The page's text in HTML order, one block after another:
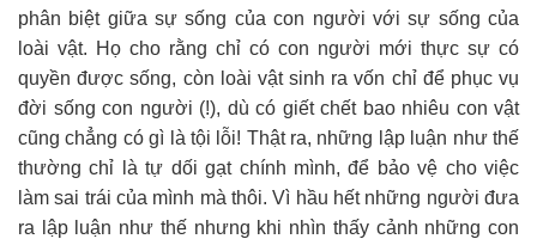
phân biệt giữa sự sống của con người với sự sống của
loài vật. Họ cho rằng chỉ có con người mới thực sự có
quyền được sống, còn loài vật sinh ra vốn chỉ để phục vụ
đời sống con người (!), dù có giết chết bao nhiêu con vật
cũng chẳng có gì là tội lỗi! Thật ra, những lập luận như thế
thường chỉ là tự dối gạt chính mình, để bảo vệ cho việc
làm sai trái của mình mà thôi. Vì hầu hết những người đưa
ra lập luận như thế nhưng khi nhìn thấy cảnh những con